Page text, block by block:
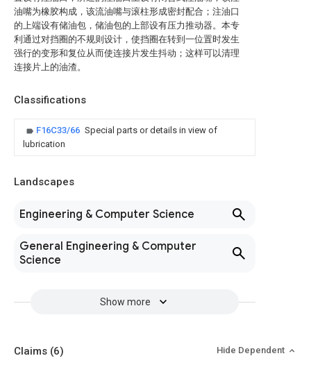
油嘴为橡胶构成，该流油嘴与滚柱形成密封配合；注油口
的上端设有储油包，储油包的上部设有压力推动器。本专
利通过对挡圈的不规则设计，使挡圈在转到一位置时发生
强行的变形和复位从而使连接片发生抖动；这样可以清理
连接片上的油渣。
Classifications
F16C33/66 Special parts or details in view of
lubrication
Landscapes
Engineering & Computer Science
General Engineering & Computer
Science
Show more
Claims (6) Hide Dependent